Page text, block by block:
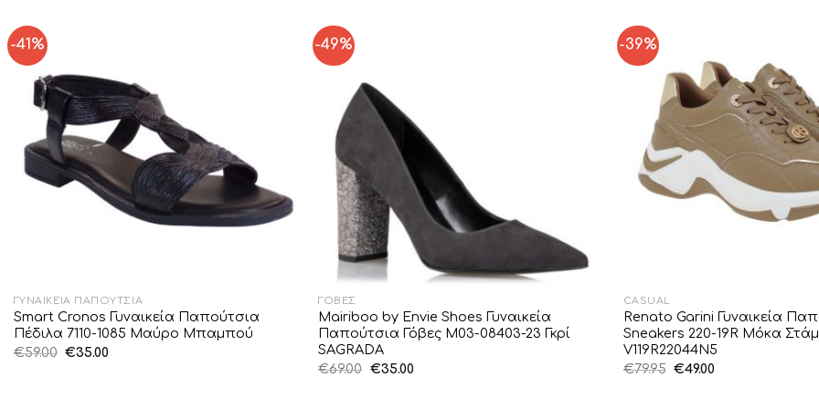
-41%
ΓΥΝΑΙΚΕΊΑ ΠΑΠΟΎΤΣΙΑ
Smart Cronos Γυναικεία Παπούτσια
Πέδιλα 7110-1085 Μαύρο Μπαμπού
€59.00 Original
€35.00
-49%
ΓΌΒΕΣ
Mairiboo by Envie Shoes Γυναικεία
Παπούτσια Γόβες M03-08403-23 Γκρί
SAGRADA
€69.00 Original
€35.00Η
-39%
CASUAL
Renato Garini Γυναικεία
Sneakers 220-19R Μόκα
V119R22044N5
€79.95 Original
€49.00